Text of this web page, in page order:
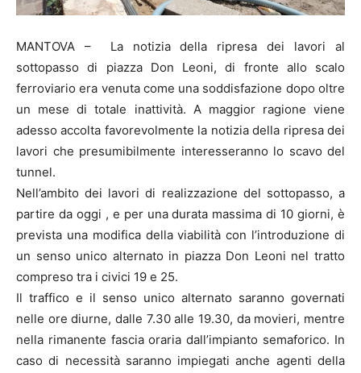
MANTOVA – La notizia della ripresa dei lavori al
sottopasso di piazza Don Leoni, di fronte allo scalo
ferroviario era venuta come una soddisfazione dopo oltre
un mese di totale inattività. A maggior ragione viene
adesso accolta favorevolmente la notizia della ripresa dei
lavori che presumibilmente interesseranno lo scavo del
tunnel.
Nell’ambito dei lavori di realizzazione del sottopasso, a
partire da oggi , e per una durata massima di 10 giorni, è
prevista una modifica della viabilità con l’introduzione di
un senso unico alternato in piazza Don Leoni nel tratto
compreso tra i civici 19 e 25.
Il traffico e il senso unico alternato saranno governati
nelle ore diurne, dalle 7.30 alle 19.30, da movieri, mentre
nella rimanente fascia oraria dall’impianto semaforico. In
caso di necessità saranno impiegati anche agenti della